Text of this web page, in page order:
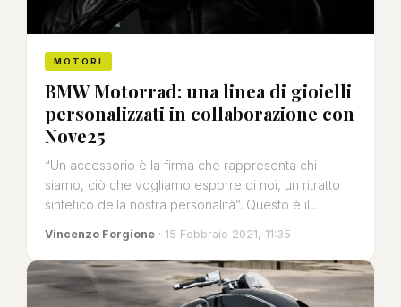
MOTORI
BMW Motorrad: una linea di gioielli
personalizzati in collaborazione con
Nove25
“Un accessorio è la firma che rappresenta chi
siamo, ciò che vogliamo esporre di noi, un ritratto
sintetico della nostra personalità”. Questo è il...
Vincenzo Forgione · 15 Febbraio 2021, 11:35